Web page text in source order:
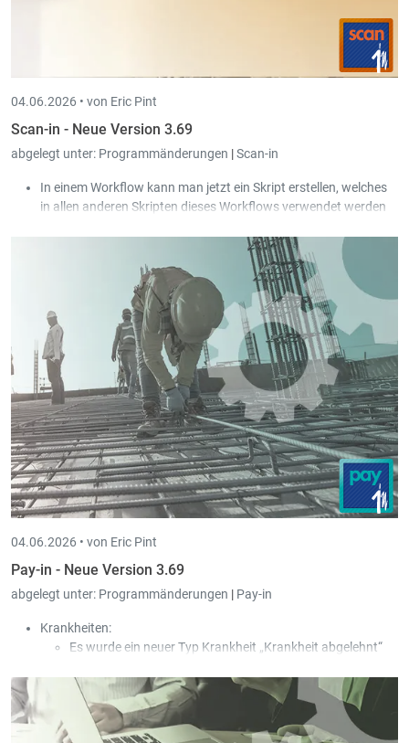
04.06.2026 • von Eric Pint
Scan-in - Neue Version 3.69
abgelegt unter: Programmänderungen |Scan-in
In einem Workflow kann man jetzt ein Skript erstellen, welches
in allen anderen Skripten dieses Workflows verwendet werden
Der Zugang zu E-Mails und Kalendern über die „Exchange Web
Services“-Schnittstelle wird bald von Microsoft abgeschaltet.
Scan-in unterstützt jetzt stattdessen die „Microsoft Graph API“-
Der Zustand des Hakens „Alle Gesellschaften zeigen“ wird pro
User abgespeichert.
04.06.2026 • von Eric Pint
Pay-in - Neue Version 3.69
abgelegt unter: Programmänderungen | Pay-in
Krankheiten:
Es wurde ein neuer Typ Krankheit „Krankheit abgelehnt“
In dem Fall wird der Typ Zahlung „Entschädigung durch
die CNS“ verwendet, obwohl die CNS keinen Beitrag an den
Arbeitnehmer zahlt, damit der Arbeitgeber kein Geld